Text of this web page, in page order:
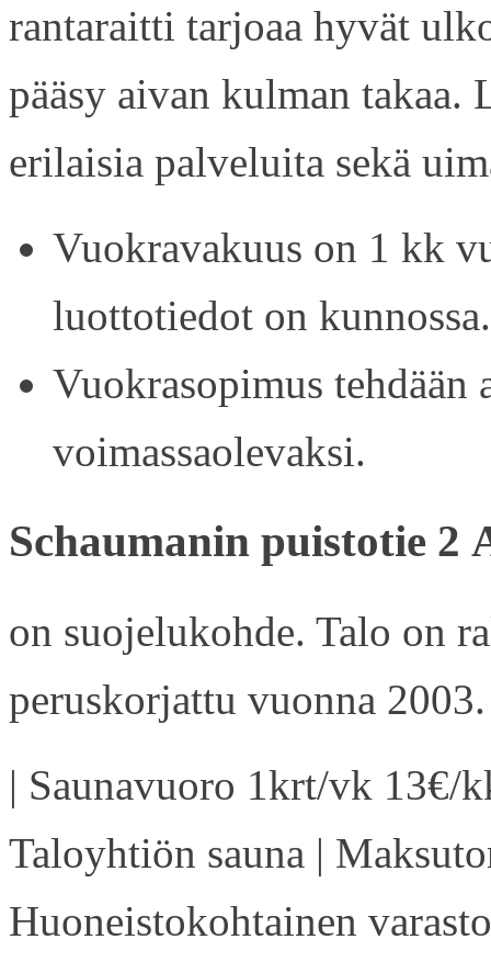
rantaraitti tarjoaa hyvät
pääsy aivan kulman
erilaisia palveluita sekä
Vuokravakuus on 1 kk
luottotiedot on kunnossa.
Vuokrasopimus tehdään
voimassaolevaksi.
Schaumanin puistotie 2
on suojelukohde. Talo on
peruskorjattu vuonna 2003.
| Saunavuoro 1krt/vk 13€/
Taloyhtiön sauna |
Huoneistokohtainen